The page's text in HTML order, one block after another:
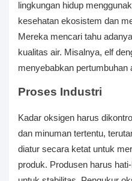
lingkungan hidup
kesehatan ekosistem dan
Mereka mencari tahu
kualitas air. Misalnya, elf
menyebabkan pertumbuhan
Proses Industri
Kadar oksigen harus
dan minuman tertentu,
diatur secara ketat untuk
produk. Produsen harus